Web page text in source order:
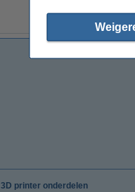
3D printer onderdelen